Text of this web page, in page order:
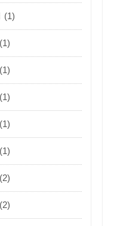
(1)
(1)
(1)
(1)
(1)
(1)
(2)
(2)